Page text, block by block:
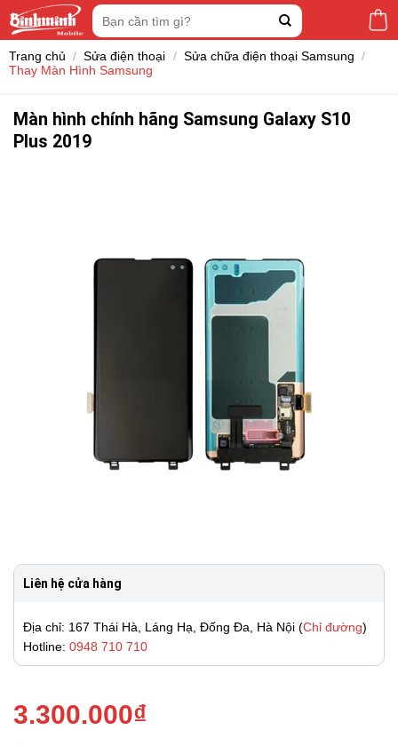
Tìm
kiếm:
Trang chủ / Sửa điện thoại / Sửa chữa điện thoại Samsung /
Thay Màn Hình Samsung
Màn hình chính hãng Samsung Galaxy S10
Plus 2019
Liên hệ cửa hàng
Địa chỉ: 167 Thái Hà, Láng Hạ, Đống Đa, Hà Nội (Chỉ đường)
Hotline: 0948 710 710
3.300.000₫